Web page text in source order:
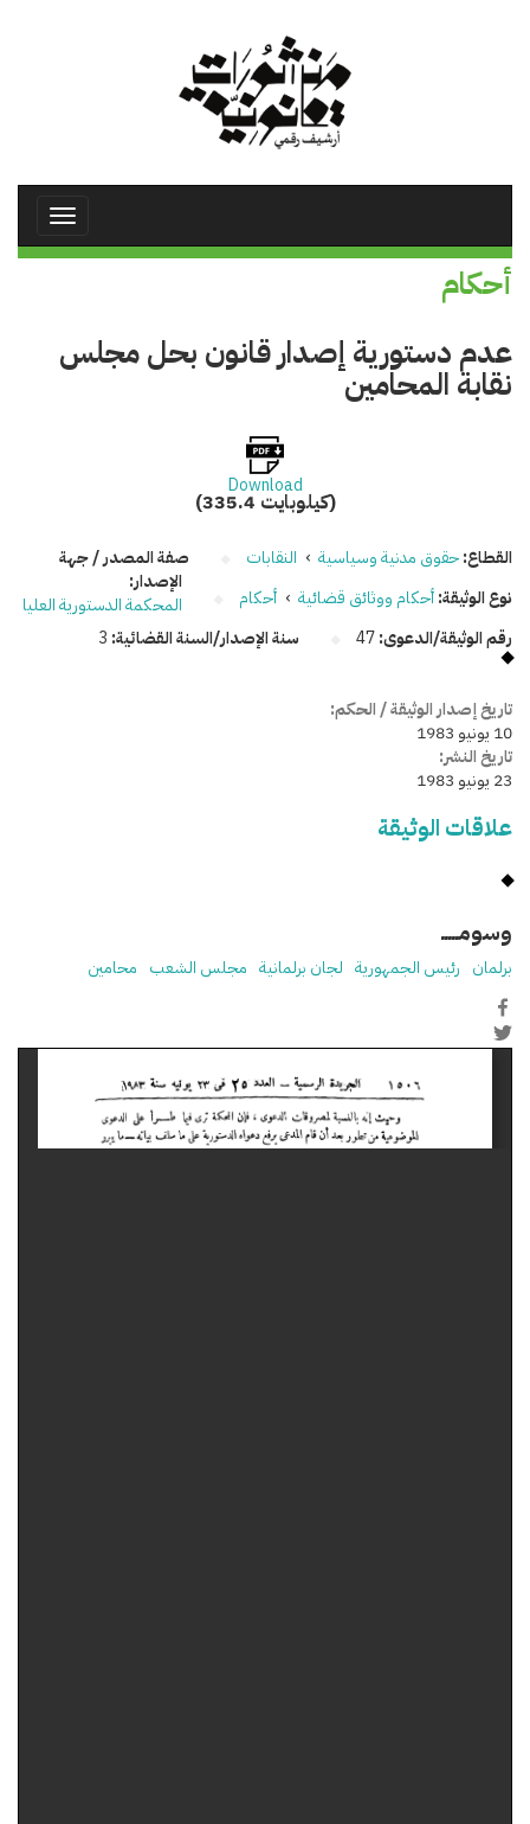
Toggle
أحكام
عدم دستورية إصدار قانون بحل مجلس
نقابة المحامين
Download
(335.4 كيلوبايت)
القطاع:حقوق مدنية وسياسية › النقابات
نوع الوثيقة:أحكام ووثائق قضائية › أحكام
رقم الوثيقة/الدعوى:47 سنة الإصدار/السنة القضائية: 3
صفة المصدر / جهة
الإصدار:
المحكمة الدستورية العليا
تاريخ إصدار الوثيقة / الحكم:
10 يونيو 1983
تاريخ النشر:
23 يونيو 1983
علاقات الوثيقة
وسومـــــ
برلمان رئيس الجمهورية لجان برلمانية مجلس الشعب محامين